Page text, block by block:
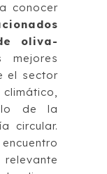
conocer
oliva-
el sector
de la
circular.